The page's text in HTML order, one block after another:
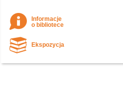
Informacje
o bibliotece
Ekspozycja